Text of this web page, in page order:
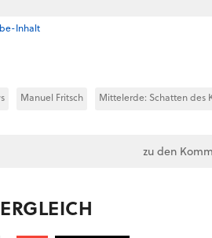
Inhalt
Manuel Fritsch Mittelerde: Schatten des
zu den